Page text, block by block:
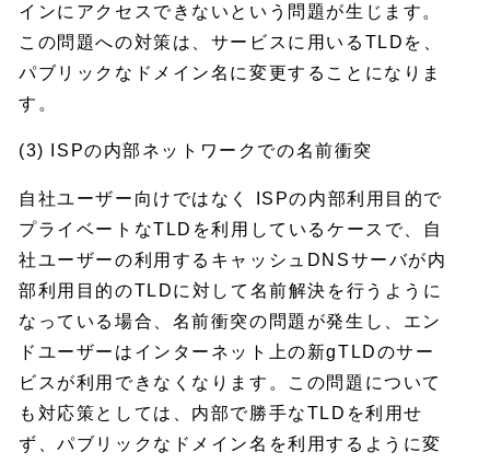
インにアクセスできないという問題が生じます。
この問題への対策は、サービスに用いるTLDを、
パブリックなドメイン名に変更することになりま
す。
(3) ISPの内部ネットワークでの名前衝突
自社ユーザー向けではなく ISPの内部利用目的で
プライベートなTLDを利用しているケースで、自
社ユーザーの利用するキャッシュDNSサーバが内
部利用目的のTLDに対して名前解決を行うように
なっている場合、名前衝突の問題が発生し、エン
ドユーザーはインターネット上の新gTLDのサー
ビスが利用できなくなります。この問題について
も対応策としては、内部で勝手なTLDを利用せ
ず、パブリックなドメイン名を利用するように変